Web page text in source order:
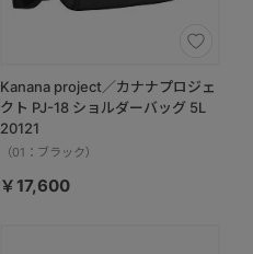
Kanana project／カナナプロジェ
クト PJ-18 ショルダーバッグ 5L
20121
（01：ブラック）
￥17,600